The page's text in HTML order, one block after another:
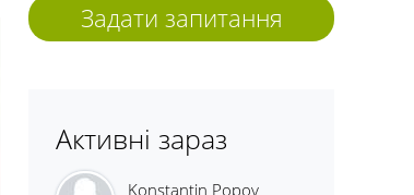
Задати запитання
Активні зараз
Konstantin Popov